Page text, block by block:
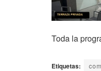
Toda la
Etiquetas: